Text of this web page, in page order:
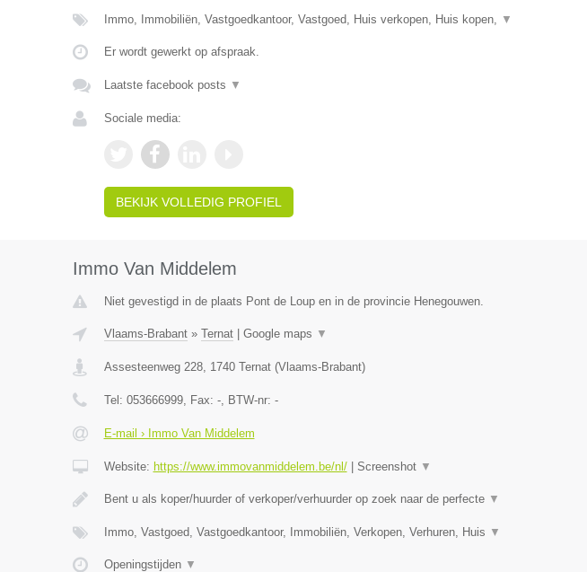
Immo, Immobiliën, Vastgoedkantoor, Vastgoed, Huis verkopen, Huis kopen, ▼
Er wordt gewerkt op afspraak.
Laatste facebook posts ▼
Sociale media:
BEKIJK VOLLEDIG PROFIEL
Immo Van Middelem
Niet gevestigd in de plaats Pont de Loup en in de provincie Henegouwen.
Vlaams-Brabant» Ternat| Google maps ▼
Assesteenweg 228, 1740 Ternat(Vlaams-Brabant)
Tel: 053666999, Fax: -, BTW-nr: -
E-mail › Immo Van Middelem
Website: https://www.immovanmiddelem.be/nl/| Screenshot ▼
Bent u als koper/huurder of verkoper/verhuurder op zoek naar de perfecte ▼
Immo, Vastgoed, Vastgoedkantoor, Immobiliën, Verkopen, Verhuren, Huis ▼
Openingstijden ▼